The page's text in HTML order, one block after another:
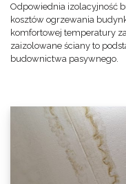
Odpowiednia izolacyjność
kosztów ogrzewania
komfortowej temperatury
zaizolowane ściany to
budownictwa pasywnego.